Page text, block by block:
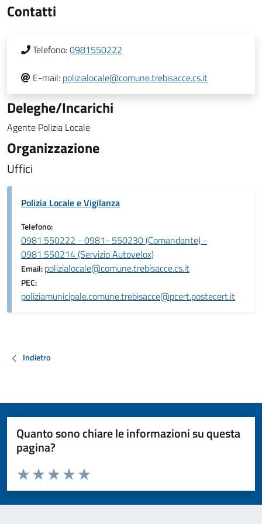
Contatti
Telefono:0981550222
E-mail: polizialocale@comune.trebisacce.cs.it
Deleghe/Incarichi
Agente Polizia Locale
Organizzazione
Uffici
Polizia Locale e Vigilanza
Telefono:
0981.550222 - 0981- 550230 (Comandante) -
0981.550214 (Servizio Autovelox)
Email:polizialocale@comune.trebisacce.cs.it
PEC:
poliziamunicipale.comune.trebisacce@pcert.postecert.it
Indietro
Quanto sono chiare le informazioni su questa
pagina?
Valuta da 1 a 5 stelle la pagina
Valuta 5 stelle su 5
Valuta 4 stelle su 5
Valuta 3 stelle su 5
Valuta 2 stelle su 5
Valuta 1 stelle su 5